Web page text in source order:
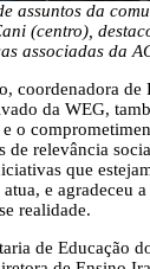
assuntos da
(centro),
associadas da
coordenadora de
da WEG,
o
de relevância
que
e agradeceu
realidade.
de Educação